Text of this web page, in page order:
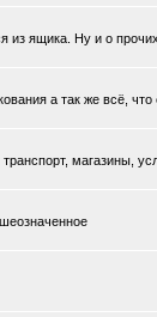
из ящика. Ну и о
а так же всё,
магазины,